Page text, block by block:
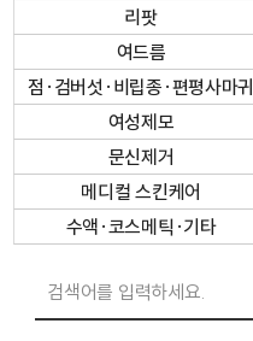
리팟
여드름
점·검버섯·비립종·편평사마귀
여성제모
문신제거
메디컬 스킨케어
수액·코스메틱·기타